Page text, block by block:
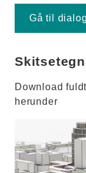
Gå til
Download
herunder